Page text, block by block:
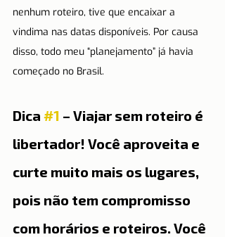
nenhum roteiro, tive que encaixar a
vindima nas datas disponíveis. Por causa
disso, todo meu “planejamento” já havia
começado no Brasil.
Dica #1 – Viajar sem roteiro é
libertador! Você aproveita e
curte muito mais os lugares,
pois não tem compromisso
com horários e roteiros. Você